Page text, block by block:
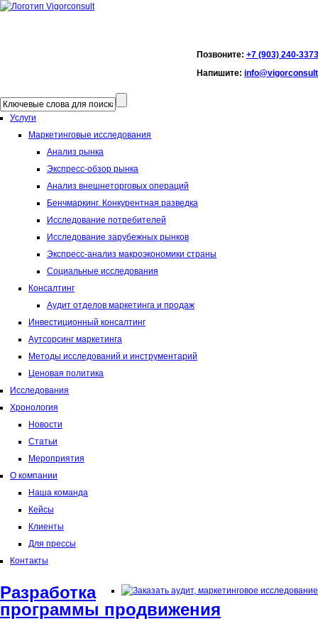
Позвоните: +7 (903) 240-3373
Напишите:
Услуги
Маркетинговые исследования
Анализ рынка
Экспресс-обзор рынка
Анализ внешнеторговых операций
Бенчмаркинг. Конкурентная разведка
Исследование потребителей
Исследование зарубежных рынков
Экспресс-анализ макроэкономики страны
Социальные исследования
Консалтинг
Аудит отделов маркетинга и продаж
Инвестиционный консалтинг
Аутсорсинг маркетинга
Методы исследований и инструментарий
Ценовая политика
Исследования
Хронология
Новости
Статьи
Мероприятия
О компании
Наша команда
Кейсы
Клиенты
Для прессы
Контакты
Разработка
программы продвижения